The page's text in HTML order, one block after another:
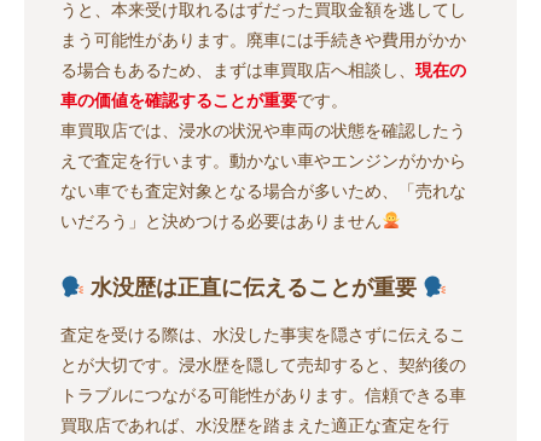
うと、本来受け取れるはずだった買取金額を逃してし
まう可能性があります。廃車には手続きや費用がかか
る場合もあるため、まずは車買取店へ相談し、 現在の
車の価値を確認することが重要です。
車買取店では、浸水の状況や車両の状態を確認したう
えで査定を行います。動かない車やエンジンがかから
ない車でも査定対象となる場合が多いため、「売れな
いだろう」と決めつける必要はありません
水没歴は正直に伝えることが重要
査定を受ける際は、水没した事実を隠さずに伝えるこ
とが大切です。浸水歴を隠して売却すると、契約後の
トラブルにつながる可能性があります。信頼できる車
買取店であれば、水没歴を踏まえた適正な査定を行